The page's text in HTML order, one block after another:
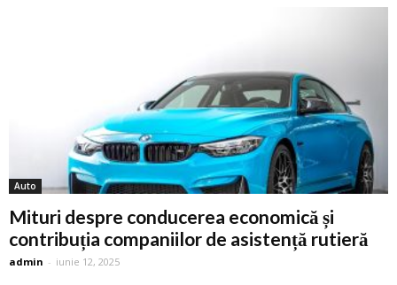
Auto
Mituri despre conducerea economică și
contribuția companiilor de asistență rutieră
admin - iunie 12, 2025